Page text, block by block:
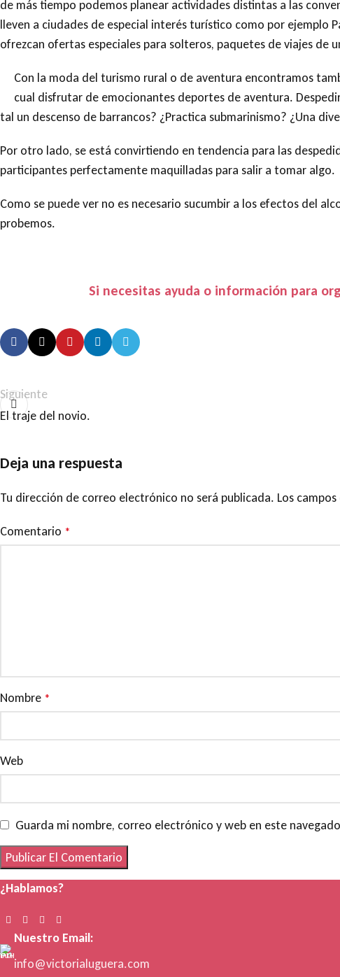
de más tiempo podemos planear actividades distintas a las
lleven a ciudades de especial interés turístico como por ejemplo
ofrezcan ofertas especiales para solteros, paquetes de viajes de
Con la moda del turismo rural o de aventura encontramos
cual disfrutar de emocionantes deportes de aventura.
tal un descenso de barrancos? ¿Practica submarinismo? ¿Una
Por otro lado, se está convirtiendo en tendencia para las
participantes perfectamente maquilladas para salir a tomar algo.
Como se puede ver no es necesario sucumbir a los efectos del
probemos.
Si necesitas ayuda o información para
Siguiente
El traje del novio.
Deja una respuesta
Tu dirección de correo electrónico no será publicada. Los
Comentario *
Nombre *
Web
Guarda mi nombre, correo electrónico y web en este
¿Hablamos?
Nuestro Email:
info@victorialuguera.com